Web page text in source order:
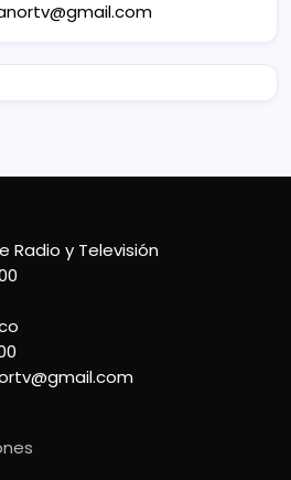
Radio y Televisión